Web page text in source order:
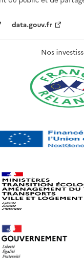
data.gouv.fr
Nos